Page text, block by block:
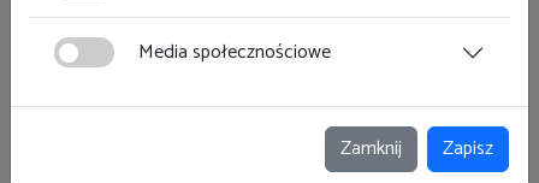
Na skróty
Niezbędnik pracownika
Media społecznościowe
Zamknij Zapisz